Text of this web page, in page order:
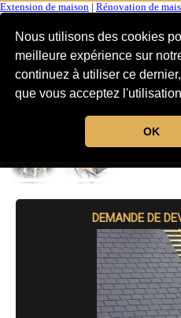
Nous utilisons des cookies
meilleure expérience sur
continuez à utiliser ce
que vous acceptez
OK
Extension de maison Rénovation de
DEMANDE DE